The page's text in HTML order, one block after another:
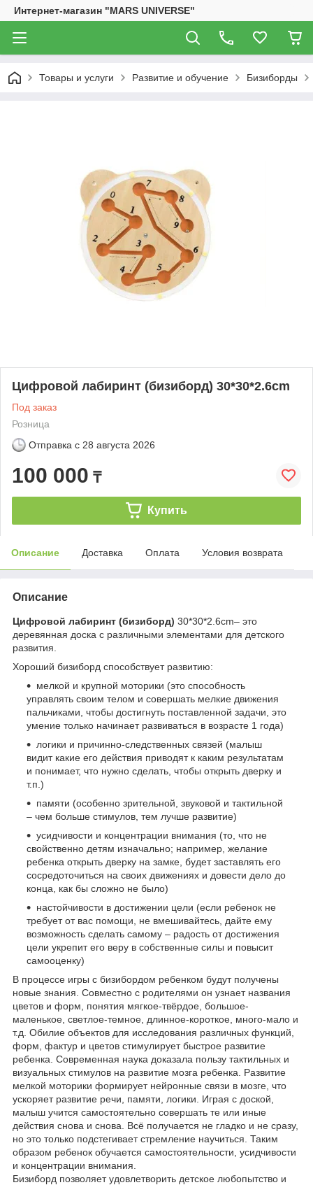
Интернет-магазин "MARS UNIVERSE"
Товары и услуги Развитие и обучение Бизиборды
Цифровой лабиринт (бизиборд) 30*30*2.6cm
Под заказ
Розница
Отправка с 28 августа 2026
100 000 ₸
Купить
Описание Доставка Оплата Условия возврата
Описание
Цифровой лабиринт (бизиборд) 30*30*2.6cm– это
деревянная доска с различными элементами для детского
развития.
Хороший бизиборд способствует развитию:
мелкой и крупной моторики (это способность
управлять своим телом и совершать мелкие движения
пальчиками, чтобы достигнуть поставленной задачи, это
умение только начинает развиваться в возрасте 1 года)
логики и причинно-следственных связей (малыш
видит какие его действия приводят к каким результатам
и понимает, что нужно сделать, чтобы открыть дверку и
т.п.)
памяти (особенно зрительной, звуковой и тактильной
– чем больше стимулов, тем лучше развитие)
усидчивости и концентрации внимания (то, что не
свойственно детям изначально; например, желание
ребенка открыть дверку на замке, будет заставлять его
сосредоточиться на своих движениях и довести дело до
конца, как бы сложно не было)
настойчивости в достижении цели (если ребенок не
требует от вас помощи, не вмешивайтесь, дайте ему
возможность сделать самому – радость от достижения
цели укрепит его веру в собственные силы и повысит
самооценку)
В процессе игры с бизибордом ребенком будут получены
новые знания. Совместно с родителями он узнает названия
цветов и форм, понятия мягкое-твёрдое, большое-
маленькое, светлое-темное, длинное-короткое, много-мало и
т.д. Обилие объектов для исследования различных функций,
форм, фактур и цветов стимулирует быстрое развитие
ребенка. Современная наука доказала пользу тактильных и
визуальных стимулов на развитие мозга ребенка. Развитие
мелкой моторики формирует нейронные связи в мозге, что
ускоряет развитие речи, памяти, логики. Играя с доской,
малыш учится самостоятельно совершать те или иные
действия снова и снова. Всё получается не гладко и не сразу,
но это только подстегивает стремление научиться. Таким
образом ребенок обучается самостоятельности, усидчивости
и концентрации внимания.
Бизиборд позволяет удовлетворить детское любопытство и